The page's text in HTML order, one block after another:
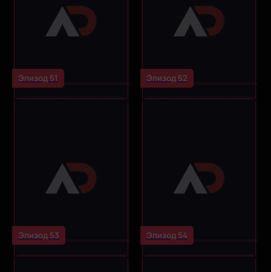
Эпизод 51 Эпизод 52
Эпизод 53 Эпизод 54